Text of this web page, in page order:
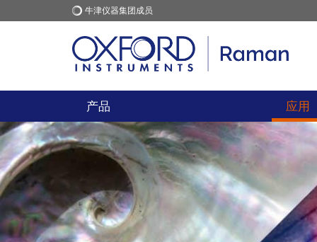
牛津仪器集团成员
牛津仪器 应用
产品 应用